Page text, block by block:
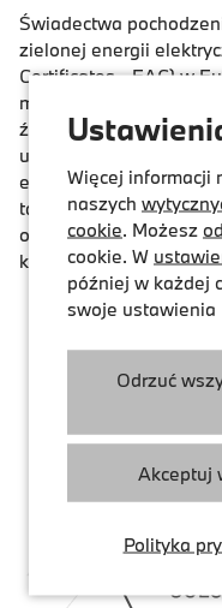
Świadectwa
zielonej energii
Certificates - EAC) w
miejsce produkcji
źródeł energii. Dlatego
urodzenia” energii
elektrycznej z
takie świadectwa
organy rejestracyjne,
którą wytwarzają i
Więcej informacji
naszych
cookie. Możesz
cookie. W
później w każdej
swoje ustawienia
Odrzuć
Akceptuj
Polityka